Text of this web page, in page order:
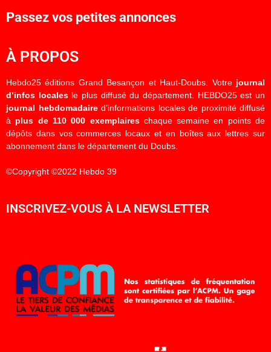
Passez vos petites annonces
À PROPOS
Hebdo25 éditions Grand Besançon et Haut-Doubs. Votre journal
d’infos localesle plus diffusé du département. HEBDO25 est un
journal hebdomadaired’informations locales de proximité diffusé
à plus de 110 000 exemplaireschaque semaine en points de
dépôts dans vos commerces locaux et en boîtes aux lettres sur
abonnement dans le département du Doubs.
©Copyright ©2022 Hebdo 39
INSCRIVEZ-VOUS À LA NEWSLETTER